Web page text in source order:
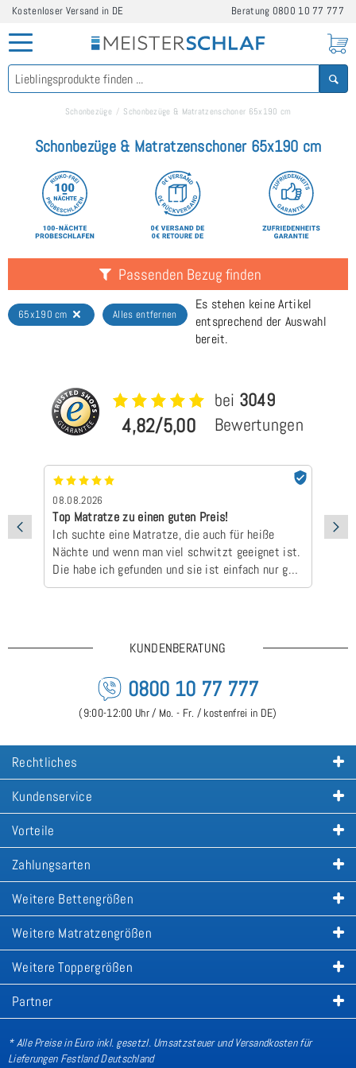
Kostenloser Versand in DE Beratung 0800 10 77 777
Schonbezüge Schonbezüge & Matratzenschoner 65x190 cm
Schonbezüge & Matratzenschoner 65x190 cm
Passenden Bezug finden
65x190 cm Alles entfernen
Es stehen keine Artikel
entsprechend der Auswahl
bereit.
4,82/5,00
bei 3049
Bewertungen
08.08.2026
Top Matratze zu einen guten Preis!
Ich suchte eine Matratze, die auch für heiße
Nächte und wenn man viel schwitzt geeignet ist.
Die habe ich gefunden und sie ist einfach nur gut
👍🏻😃Dass die Lieferzeit länger ist, ist kein
KUNDENBERATUNG
0800 10 77 777
(9:00-12:00 Uhr / Mo. - Fr. / kostenfrei in DE)
Rechtliches
Kundenservice
Vorteile
Zahlungsarten
Weitere Bettengrößen
Weitere Matratzengrößen
Weitere Toppergrößen
Partner
* Alle Preise in Euro inkl. gesetzl. Umsatzsteuer und Versandkosten für
Lieferungen Festland Deutschland